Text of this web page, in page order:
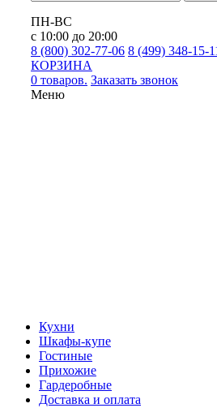
ПН-ВС
с 10:00 до 20:00
8 (800) 302-77-06 8 (499) 348-15-
КОРЗИНА
0 товаров. Заказать звонок
Меню
Кухни
Шкафы-купе
Гостиные
Прихожие
Гардеробные
Доставка и оплата